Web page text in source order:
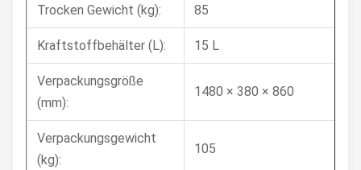
Trocken Gewicht (kg): 85
Kraftstoffbehälter (L): 15 L
Verpackungsgröße
(mm):
1480 × 380 × 860
Verpackungsgewicht
(kg):
105